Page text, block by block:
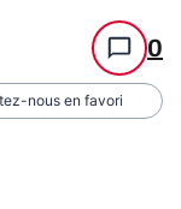
0
nous en favori